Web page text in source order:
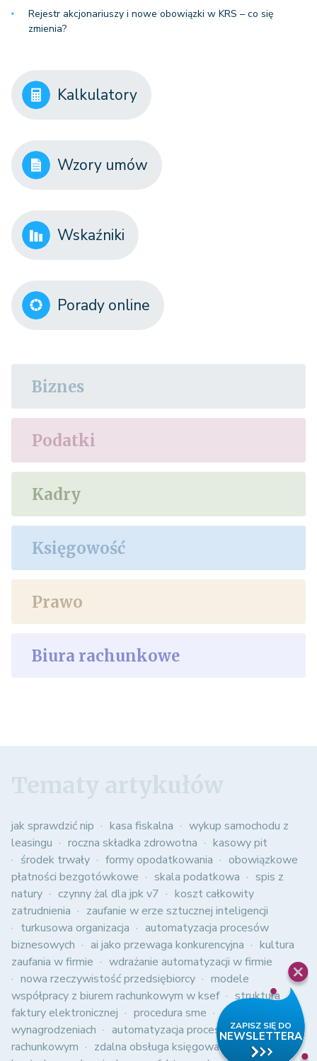
Rejestr akcjonariuszy i nowe obowiązki w KRS – co się
zmienia?
Kalkulatory
Wzory umów
Wskaźniki
Porady online
Biznes
Podatki
Kadry
Księgowość
Prawo
Biura rachunkowe
jak sprawdzić nip kasa fiskalna
wykup samochodu z
leasingu
roczna składka zdrowotna
kasowy pit
środek trwały
formy opodatkowania
obowiązkowe
płatności bezgotówkowe
skala podatkowa
spis z
natury
czynny żal dla jpk v7
koszt całkowity
zatrudnienia
zaufanie w erze sztucznej inteligencji
turkusowa organizacja
automatyzacja procesów
biznesowych
ai jako przewaga konkurencyjna
kultura
zaufania w firmie
wdrażanie automatyzacji w firmie
nowa rzeczywistość przedsiębiorcy
modele
współpracy z biurem rachunkowym w ksef
struktura
faktury elektronicznej
procedura sme
zmiany w
wynagrodzeniach
automatyzacja procesów w biurze
rachunkowym
zdalna obsługa księgowa
jednolity plik